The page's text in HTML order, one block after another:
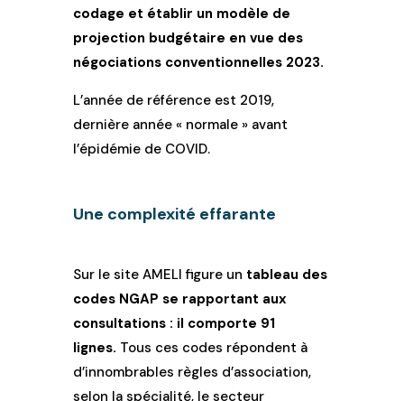
codage et établir un modèle de
projection budgétaire en vue des
négociations conventionnelles 2023.
L’année de référence est 2019,
dernière année « normale » avant
l’épidémie de COVID.
Une complexité effarante
Sur le site AMELI figure un tableau des
codes NGAP se rapportant aux
consultations : il comporte 91
lignes. Tous ces codes répondent à
d’innombrables règles d’association,
selon la spécialité, le secteur